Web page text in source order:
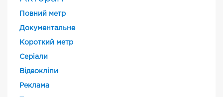
Повний метр
Документальне
Короткий метр
Cеріали
Відеокліпи
Реклама